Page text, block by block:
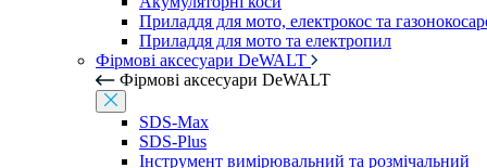
Приладдя для мото, електрокос та
Приладдя для мото та електропил
Фірмові аксесуари DeWALT
Фірмові аксесуари DeWALT
SDS-Max
SDS-Plus
Інструмент вимірювальний та розмічальний